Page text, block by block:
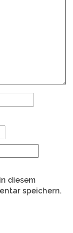
diesem
speichern.